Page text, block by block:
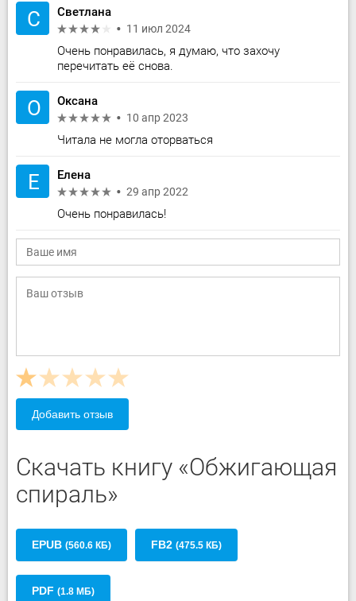
С Светлана
11 июл 2024
Очень понравилась, я думаю, что захочу
перечитать её снова.
О Оксана
10 апр 2023
Читала не могла оторваться
Е Елена
29 апр 2022
Очень понравилась!
Добавить отзыв
Скачать книгу «Обжигающая
спираль»
EPUB (560.6 КБ) FB2 (475.5 КБ)
PDF (1.8 МБ)